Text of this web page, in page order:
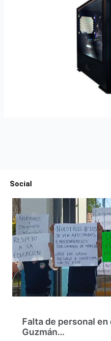
Social
Falta de personal
Guzmán…